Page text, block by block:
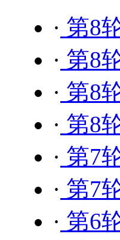
· 第8
· 第8
· 第8
· 第8
· 第7
· 第7
· 第6